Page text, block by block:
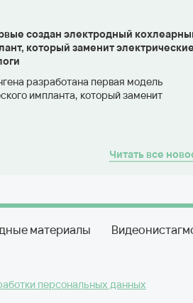
создан электродный
который заменит
разработана первая модель
импланта, который заменит
Читать все
материалы
персональных данных